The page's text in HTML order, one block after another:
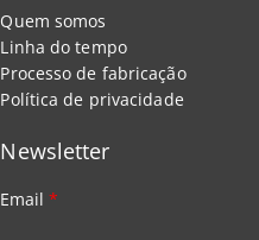
Quem somos
Linha do tempo
Processo de fabricação
Política de privacidade
Newsletter
Email*